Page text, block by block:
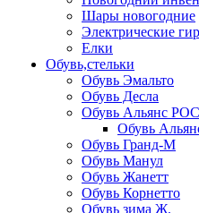
Шары новогодние
Электрические
Елки
Обувь,стельки
Обувь Эмальто
Обувь Десла
Обувь Альянс
Обувь
Обувь Гранд-М
Обувь Манул
Обувь Жанетт
Обувь Корнетто
Обувь зима Ж.